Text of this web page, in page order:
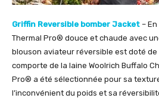
Griffin Reversible bomber Jacket –
Thermal Pro® douce et chaude avec
blouson aviateur réversible est doté
comporte de la laine Woolrich Buffalo
Pro® a été sélectionnée pour sa
l’inconvénient du poids et sa